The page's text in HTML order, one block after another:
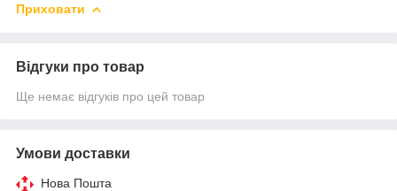
Приховати
Відгуки про товар
Ще немає відгуків про цей товар
Умови доставки
Нова Пошта